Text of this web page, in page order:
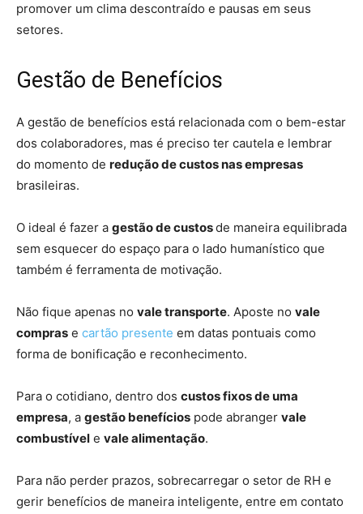
promover um clima descontraído e pausas em seus
setores.
Gestão de Benefícios
A gestão de benefícios está relacionada com o bem-estar
dos colaboradores, mas é preciso ter cautela e lembrar
do momento de redução de custos nas empresas
brasileiras.
O ideal é fazer a gestão de custosde maneira equilibrada
sem esquecer do espaço para o lado humanístico que
também é ferramenta de motivação.
Não fique apenas no vale transporte. Aposte no vale
compras e cartão presente em datas pontuais como
forma de bonificação e reconhecimento.
Para o cotidiano, dentro dos custos fixos de uma
empresa, a gestão benefícios pode abranger vale
combustível e vale alimentação.
Para não perder prazos, sobrecarregar o setor de RH e
gerir benefícios de maneira inteligente, entre em contato